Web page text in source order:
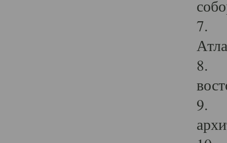
7.
8.
9.